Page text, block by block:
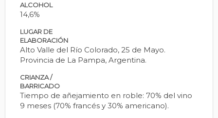
ALCOHOL
14,6%
LUGAR DE
ELABORACIÓN
Alto Valle del Río Colorado, 25 de Mayo.
Provincia de La Pampa, Argentina.
CRIANZA /
BARRICADO
Tiempo de añejamiento en roble: 70% del vino
9 meses (70% francés y 30% americano).